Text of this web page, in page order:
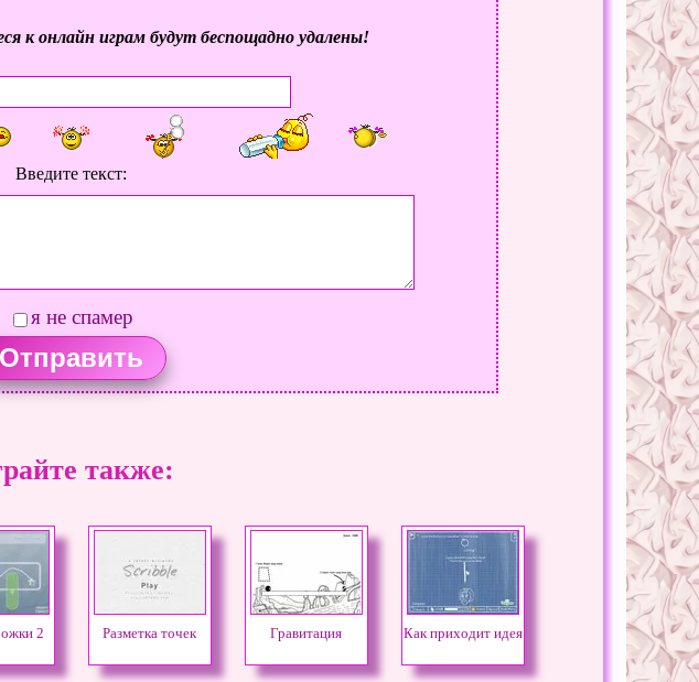
к онлайн играм будут беспощадно удалены!
Введите текст:
я не спамер
также:
2 Разметка точек Гравитация Как приходит идея